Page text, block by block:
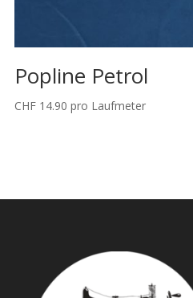
Popline Petrol
CHF 14.90 pro Laufmeter